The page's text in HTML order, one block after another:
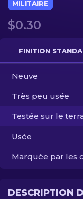
Gants
Autre
MILITAIRE
$0.30
FINITION
Neuve
Très peu usée
Testée sur le
Usée
Marquée par les
DESCRIPTION